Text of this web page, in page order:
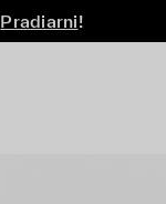
Pradiarni!